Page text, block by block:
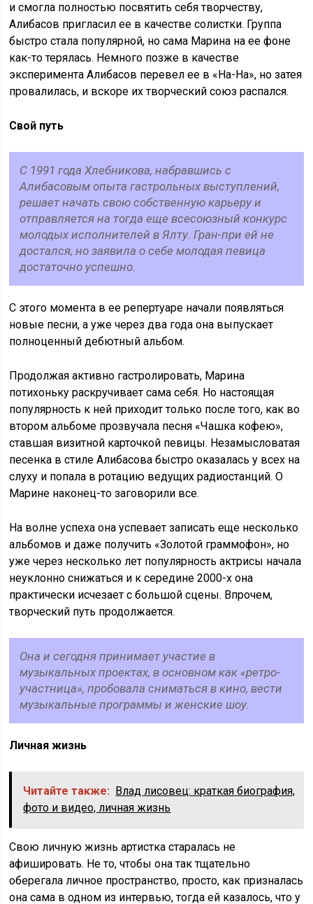
и смогла полностью посвятить себя творчеству,
Алибасов пригласил ее в качестве солистки. Группа
быстро стала популярной, но сама Марина на ее фоне
как-то терялась. Немного позже в качестве
эксперимента Алибасов перевел ее в «На-На», но затея
провалилась, и вскоре их творческий союз распался.
Свой путь
С 1991 года Хлебникова, набравшись с
Алибасовым опыта гастрольных выступлений,
решает начать свою собственную карьеру и
отправляется на тогда еще всесоюзный конкурс
молодых исполнителей в Ялту. Гран-при ей не
достался, но заявила о себе молодая певица
достаточно успешно.
С этого момента в ее репертуаре начали появляться
новые песни, а уже через два года она выпускает
полноценный дебютный альбом.
Продолжая активно гастролировать, Марина
потихоньку раскручивает сама себя. Но настоящая
популярность к ней приходит только после того, как во
втором альбоме прозвучала песня «Чашка кофею»,
ставшая визитной карточкой певицы. Незамысловатая
песенка в стиле Алибасова быстро оказалась у всех на
слуху и попала в ротацию ведущих радиостанций. О
Марине наконец-то заговорили все.
На волне успеха она успевает записать еще несколько
альбомов и даже получить «Золотой граммофон», но
уже через несколько лет популярность актрисы начала
неуклонно снижаться и к середине 2000-х она
практически исчезает с большой сцены. Впрочем,
творческий путь продолжается.
Она и сегодня принимает участие в
музыкальных проектах, в основном как «ретро-
участница», пробовала сниматься в кино, вести
музыкальные программы и женские шоу.
Личная жизнь
Читайте также: Влад лисовец: краткая биография,
фото и видео, личная жизнь
Свою личную жизнь артистка старалась не
афишировать. Не то, чтобы она так тщательно
оберегала личное пространство, просто, как призналась
она сама в одном из интервью, тогда ей казалось, что у